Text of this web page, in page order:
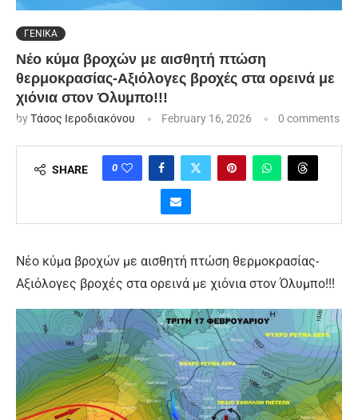
ΓΕΝΙΚΑ
Νέο κύμα βροχών με αισθητή πτώση
θερμοκρασίας-Αξιόλογες βροχές στα ορεινά με
χιόνια στον Όλυμπο!!!
byΤάσος Ιεροδιακόνου February 16, 2026 0 comments
SHARE 0
Νέο κύμα βροχών με αισθητή πτώση θερμοκρασίας-
Αξιόλογες βροχές στα ορεινά με χιόνια στον Όλυμπο!!!